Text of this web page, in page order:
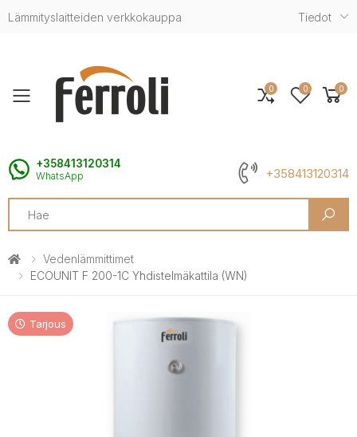
Lämmityslaitteiden verkkokauppa Tiedot
Toggle mobile menu
+358413120314
WhatsApp +358413120314
Search
0 0 0
Vedenlämmittimet
ECOUNIT F 200-1C Yhdistelmäkattila (WN)
Tarjous